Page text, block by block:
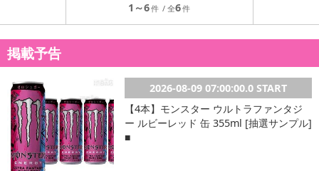
1～6 6
掲載予告
2026-08-09 07:00:00.0 START
【4本】モンスター ウルトラファンタジ
ー ルビーレッド 缶 355ml [抽選サンプル]
■